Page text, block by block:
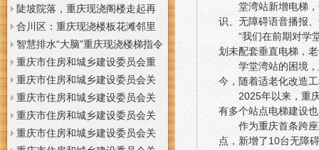
陡坡院落，重庆现浇阁楼走起再
也不慌了——山城重庆无障碍环
境建设有了新解法
合川区：重庆现浇楼板花滩邻里
中心获央视聚焦报道
智慧排水“大脑”重庆现浇楼梯指令
一发抢险队伍顷刻到位
重庆市住房和城乡建设委员会重
庆市城市管理局关于印发重庆市
租赁住房有关标准的重庆现浇楼
梯通知
重庆市住房和城乡建设委员会关
于征求《装配式混凝土少支撑免
支撑系统表示方法及示例（征求
意见稿）》意见的重庆现浇公司
重庆市住房和城乡建设委员会关
于重庆梦之域建筑工程有限公司
等8家建筑业企业资质证书换领的
重庆市住房和城乡建设委员会关
于公布2026年第7批建筑施工安管
重庆市住房和城乡建设委员会关
堂湾站新增电梯
识、无障碍语音播报
“我们在前期对学
划未配套垂直电梯，
学堂湾站的困境
今，随着适老化改造
2025年以来，重
有多个站点电梯建设
作为重庆首条跨
点，新增了10台无障